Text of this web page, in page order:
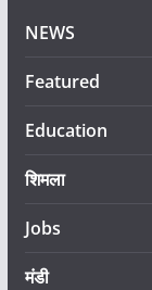
NEWS
Featured
Education
शिमला
Jobs
मंडी